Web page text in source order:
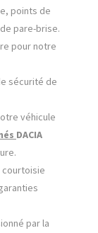
points de
pare-brise.
pour notre
sécurité de
véhicule
DACIA
par la